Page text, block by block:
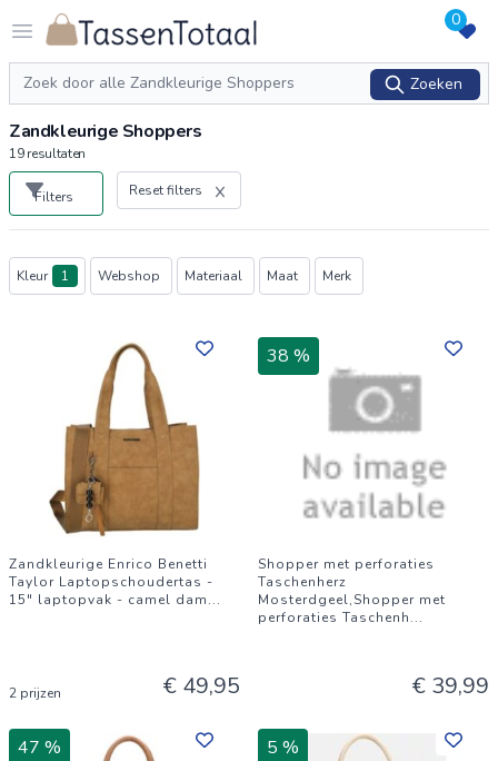
Open menu
Logo Tassentotaal.nl 0
Zoeken
Zoeken
Zandkleurige Shoppers
19resultaten
Filters Reset filters
Producten
Kleur 1 Webshop Materiaal Maat Merk
Zandkleurige Enrico Benetti
Taylor Laptopschoudertas -
15" laptopvak - camel dam...
2 prijzen € 49,95
38 %
Shopper met perforaties
Taschenherz
Mosterdgeel,Shopper met
perforaties Taschenh...
€ 39,99
47 % 5 %